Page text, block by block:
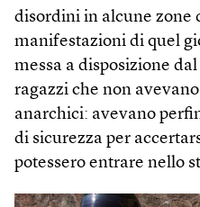
disordini in alcune zone
manifestazioni di quel
messa a disposizione
ragazzi che non
anarchici: avevano
di sicurezza per
potessero entrare nello